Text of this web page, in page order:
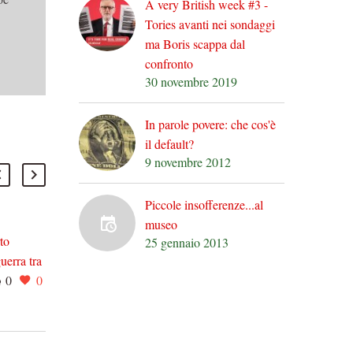
tra
e
0 0
Torino accoglie la Voice
A very British week #3 -
Tories avanti nei sondaggi
ma Boris scappa dal
confronto
30 novembre 2019
In parole povere: che cos'è
il default?
9 novembre 2012
Piccole insofferenze...al
museo
25 gennaio 2013